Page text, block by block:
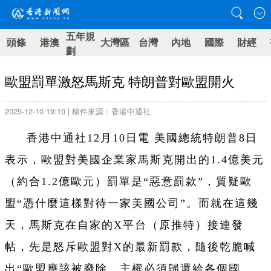
頭條 港澳 五年規
劃
大灣區 台灣 內地 國際 財經
歐盟罰單激怒馬斯克 特朗普對歐盟開火
2025-12-10 19:10 | 稿件來源：香港中通社
香港中通社12月10日電 美國總統特朗普8日
表示，歐盟對美國企業家馬斯克開出的1.4億美元
（約合1.2億歐元）罰單是“惡意罰款”，質疑歐
盟“憑什麼這樣對待一家美國公司”。而就在這幾
天，馬斯克在自家的X平台（原推特）接連發
帖，先是怒斥歐盟對X的最新罰款，隨後乾脆喊